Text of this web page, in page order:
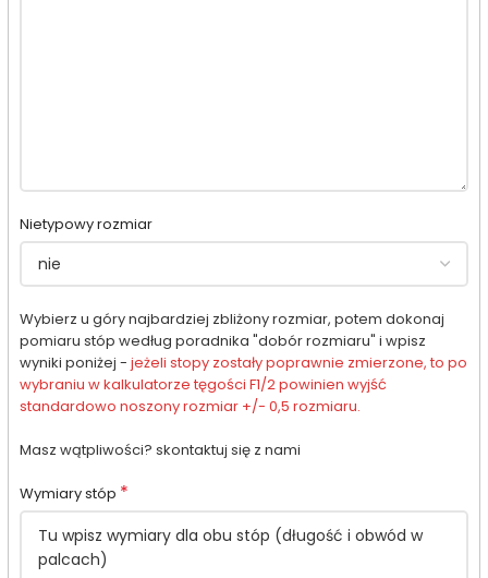
Nietypowy rozmiar
Wybierz u góry najbardziej zbliżony rozmiar, potem dokonaj
pomiaru stóp według poradnika "dobór rozmiaru" i wpisz
wyniki poniżej - jeżeli stopy zostały poprawnie zmierzone, to po
wybraniu w kalkulatorze tęgości F1/2 powinien wyjść
standardowo noszony rozmiar +/- 0,5 rozmiaru.
Masz wątpliwości? skontaktuj się z nami
Wymiary stóp *